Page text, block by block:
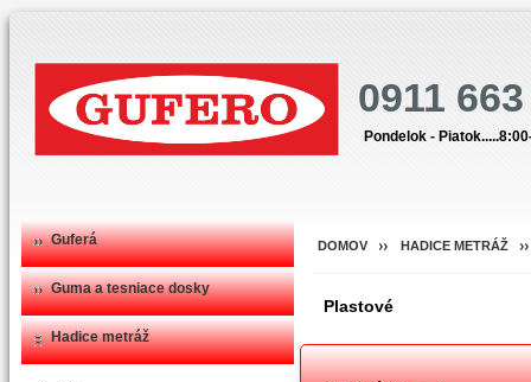
0911
Pondelok -
Guferá
Guma a tesniace dosky
Hadice metráž
DOMOV HADICE METRÁŽ
Plastové